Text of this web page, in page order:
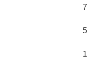
7
5
1